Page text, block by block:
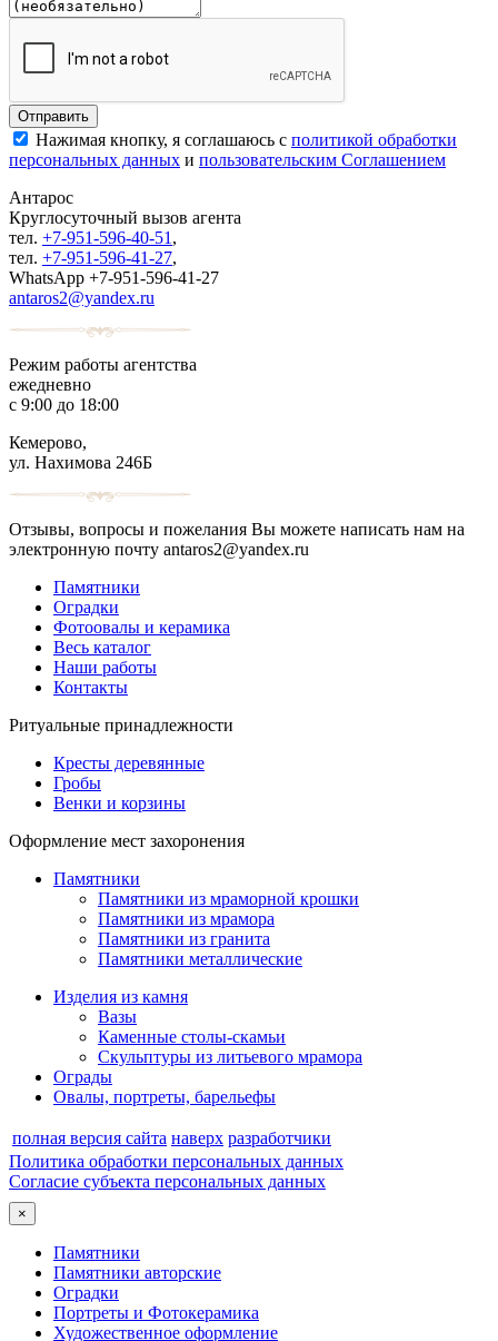
Нажимая кнопку, я соглашаюсь с политикой обработки
персональных данных и пользовательским Соглашением
Антарос
Круглосуточный вызов агента
тел. +7-951-596-40-51,
тел. +7-951-596-41-27,
WhatsApp +7-951-596-41-27
antaros2@yandex.ru
Режим работы агентства
ежедневно
с 9:00 до 18:00
Кемерово,
ул. Нахимова 246Б
Отзывы, вопросы и пожелания Вы можете написать нам на
электронную почту antaros2@yandex.ru
Памятники
Оградки
Фотоовалы и керамика
Весь каталог
Наши работы
Контакты
Ритуальные принадлежности
Кресты деревянные
Гробы
Венки и корзины
Оформление мест захоронения
Памятники
Памятники из мраморной крошки
Памятники из мрамора
Памятники из гранита
Памятники металлические
Изделия из камня
Вазы
Каменные столы-скамьи
Скульптуры из литьевого мрамора
Ограды
Овалы, портреты, барельефы
полная версия сайта наверх разработчики
Политика обработки персональных данных
Согласие субъекта персональных данных
×
Памятники
Памятники авторские
Оградки
Портреты и Фотокерамика
Художественное оформление